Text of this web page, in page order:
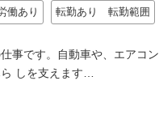
働あり 転勤あり 転勤範囲
事です。自動車や、エアコ
しを支えます…